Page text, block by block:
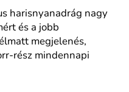
harisnyanadrág nagy
és a jobb
megjelenés,
rész mindennapi